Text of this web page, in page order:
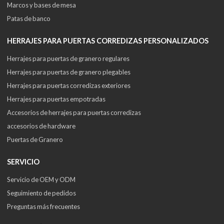
Marcos y bases de mesa
Patas de banco
HERRAJES PARA PUERTAS CORREDIZAS PERSONALIZADOS
Herrajes para puertas de granero regulares
Herrajes para puertas de granero plegables
Herrajes para puertas corredizas exteriores
Herrajes para puertas empotradas
Accesorios de herrajes para puertas corredizas
accesorios de hardware
Puertas de Granero
SERVICIO
Servicio de OEM y ODM
Seguimiento de pedidos
Preguntas más frecuentes